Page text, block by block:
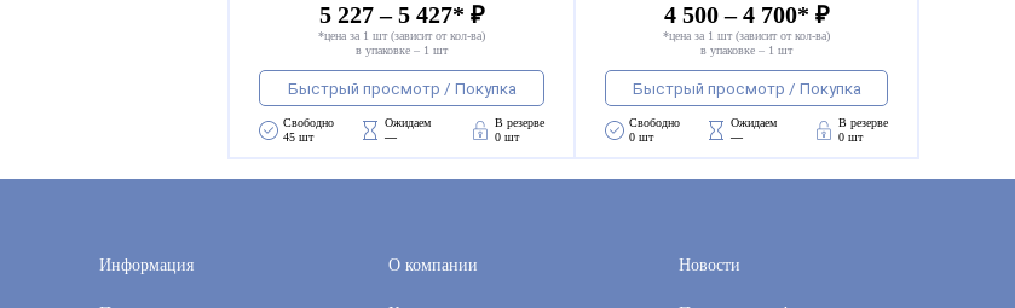
5 227 – 5 427* ₽
*цена за 1 шт (зависит от кол-ва)
в упаковке – 1 шт
Быстрый просмотр / Покупка
Свободно
45 шт
Ожидаем
—
В резерве
0 шт
4 500 – 4 700* ₽
*цена за 1 шт (зависит от кол-ва)
в упаковке – 1 шт
Быстрый просмотр / Покупка
Свободно
0 шт
Ожидаем
—
В резерве
0 шт
Информация О компании Новости